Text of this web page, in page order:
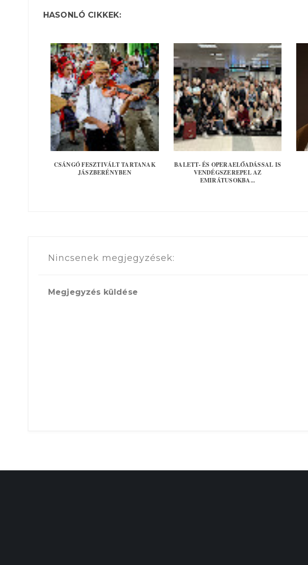
HASONLÓ CIKKEK:
CSÁNGÓ FESZTIVÁLT TARTANAK
JÁSZBERÉNYBEN
BALETT- ÉS OPERAELŐADÁSSAL IS
VENDÉGSZEREPEL AZ
EMIRÁTUSOKBA...
Nincsenek megjegyzések:
Megjegyzés küldése